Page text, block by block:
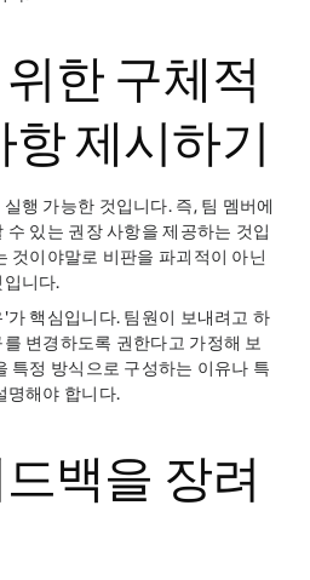
한 구체적
항 제시하기
행 가능한 것입니다. 즉, 팀 멤버에
수 있는 권장 사항을 제공하는 것입
것이야말로 비판을 파괴적이 아닌
니다.
가 핵심입니다. 팀원이 보내려고 하
변경하도록 권한다고 가정해 보
특정 방식으로 구성하는 이유나 특
명해야 합니다.
백을 장려